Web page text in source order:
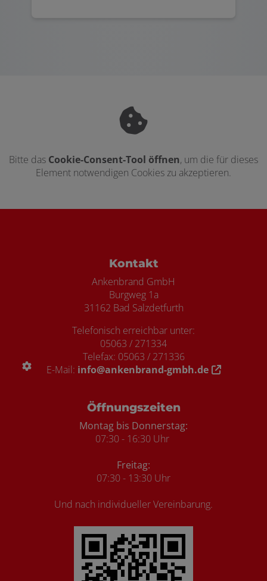
Bitte das Cookie-Consent-Tool öffnen, um die für dieses
Element notwendigen Cookies zu akzeptieren.
Kontakt
Ankenbrand GmbH
Burgweg 1a
31162 Bad Salzdetfurth
Telefonisch erreichbar unter:
05063 / 271334
Telefax: 05063 / 271336
E-Mail: info@ankenbrand-gmbh.de
Öffnungszeiten
Montag bis Donnerstag:
07:30 - 16:30 Uhr
Freitag:
07:30 - 13:30 Uhr
Und nach individueller Vereinbarung.